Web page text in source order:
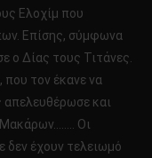
Ελοχίμ που
Επίσης, σύμφωνα
ο Δίας τους Τιτάνες.
που τον έκανε να
απελευθέρωσε και
Μακάρων…….. Οι
δεν έχουν τελειωμό